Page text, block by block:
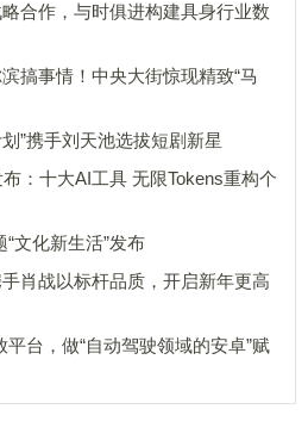
合作，与时俱进构建具身行业数
搞事情！中央大街惊现精致“马
”携手刘天池选拔短剧新星
：十大AI工具 无限Tokens重构个
文化新生活”发布
肖战以标杆品质，开启新年更高
台，做“自动驾驶领域的安卓”赋